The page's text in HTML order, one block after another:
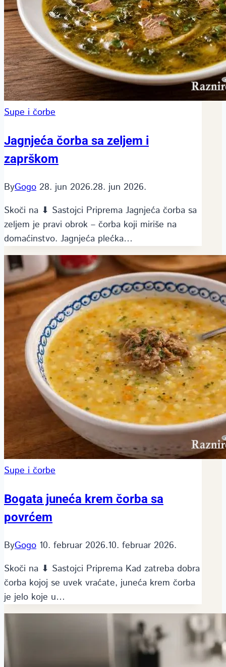
Supe i čorbe
Jagnjeća čorba sa zeljem i
zaprškom
ByGogo 28. jun 2026.28. jun 2026.
Skoči na ⬇ Sastojci Priprema Jagnjeća čorba sa
zeljem je pravi obrok – čorba koji miriše na
domaćinstvo. Jagnjeća plećka…
Supe i čorbe
Bogata juneća krem čorba sa
povrćem
ByGogo 10. februar 2026.10. februar 2026.
Skoči na ⬇ Sastojci Priprema Kad zatreba dobra
čorba kojoj se uvek vraćate, juneća krem čorba
je jelo koje u…